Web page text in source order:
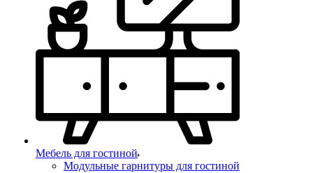
Мебель для гостиной
Модульные гарнитуры для гостиной